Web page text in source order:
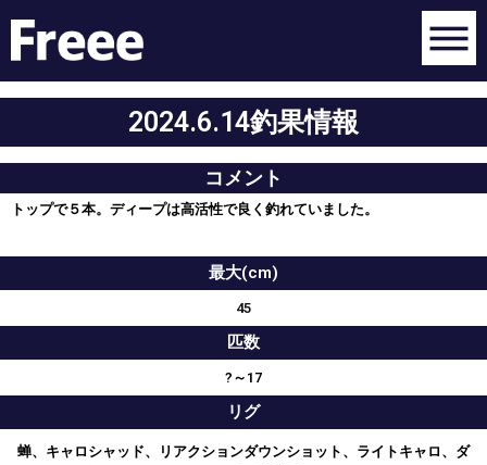
2024.6.14釣果情報
コメント
トップで５本。ディープは高活性で良く釣れていました。
最大(cm)
45
匹数
?～17
リグ
蝉、キャロシャッド、リアクションダウンショット、ライトキャロ、ダ